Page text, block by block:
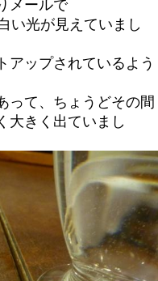
メールで
い光が見えていまし
アップされているよう
って、ちょうどその間
大きく出ていまし